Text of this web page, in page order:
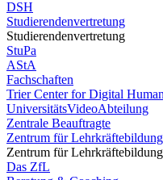
DSH
Studierendenvertretung
Studierendenvertretung
StuPa
AStA
Fachschaften
Trier Center for Digital
UniversitätsVideoAbteilung
Zentrale Beauftragte
Zentrum für Lehrkräftebildung
Zentrum für Lehrkräftebildung
Das ZfL